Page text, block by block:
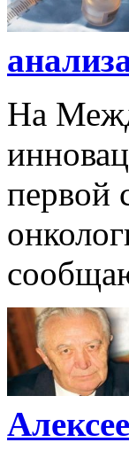
На
первой